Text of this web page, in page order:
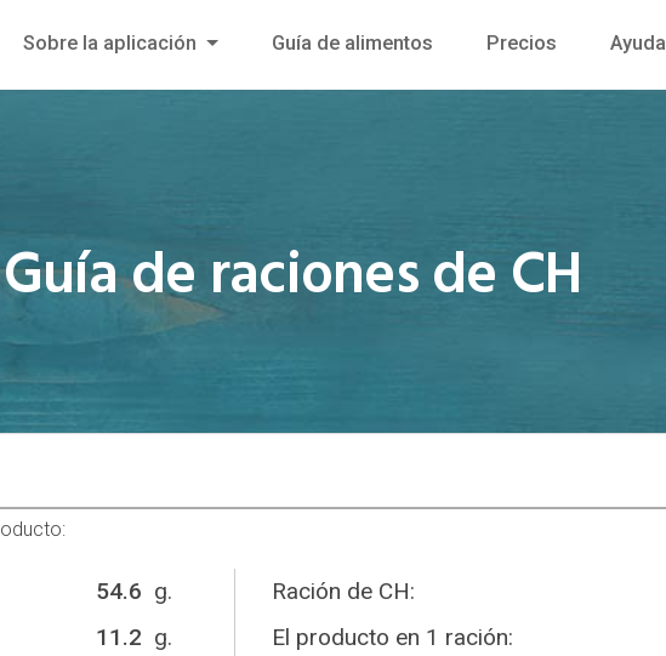
Sobre la aplicación Guía de alimentos Precios Ayuda
Guía de raciones de CH
Ración de CH:
El producto en 1 ración:
g.
54.6
g.
11.2